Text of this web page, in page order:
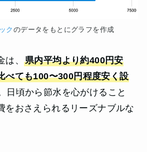
クのデータをもとにグラフを作成
、 県内平均より約400円安
べても100〜300円程度安く設
日頃から節水を心がけること
をおさえられるリーズナブルな